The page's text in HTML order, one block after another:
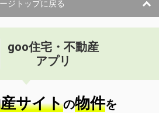
ジトップに戻る
goo住宅・不動産
アプリ
サイトの物件を